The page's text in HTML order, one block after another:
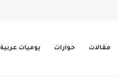
مقالات حوارات يوميات عربية